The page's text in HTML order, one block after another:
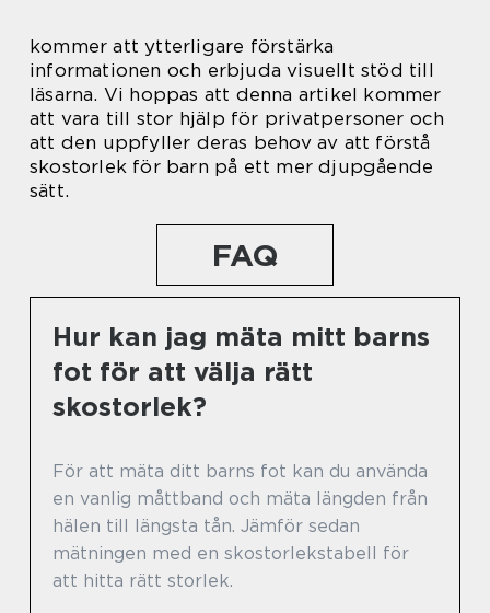
kommer att ytterligare förstärka
informationen och erbjuda visuellt stöd till
läsarna. Vi hoppas att denna artikel kommer
att vara till stor hjälp för privatpersoner och
att den uppfyller deras behov av att förstå
skostorlek för barn på ett mer djupgående
sätt.
FAQ
Hur kan jag mäta mitt barns
fot för att välja rätt
skostorlek?
För att mäta ditt barns fot kan du använda
en vanlig måttband och mäta längden från
hälen till längsta tån. Jämför sedan
mätningen med en skostorlekstabell för
att hitta rätt storlek.